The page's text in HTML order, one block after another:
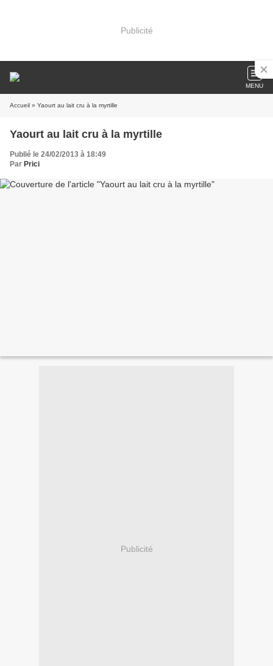
Publicité
MENU
Accueil » Yaourt au lait cru à la myrtille
Yaourt au lait cru à la myrtille
Publié le 24/02/2013 à 18:49
Par Prici
Publicité